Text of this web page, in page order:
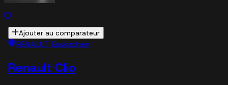
Ajouter au comparateur
RENAULT Euskirchen
Renault Clio